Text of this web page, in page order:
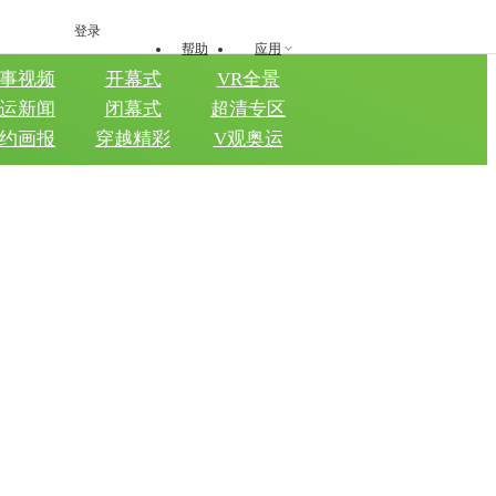
帮助 应用
登录
视频 开幕式
VR全景
新闻 闭幕式
超清专区
画报 穿越精彩 V观奥运